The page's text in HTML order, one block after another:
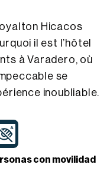
Hicacos
il est l’hôtel
à Varadero, où
se
inoubliable.
con movilidad